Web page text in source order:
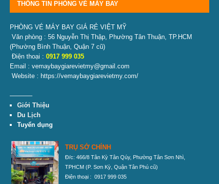
THÔNG TIN PHÒNG VÉ MÁY BAY
PHÒNG VÉ MÁY BAY GIÁ RẺ VIỆT MỸ
Văn phòng : 56 Nguyễn Thị Thập, Phường Tân Thuận, TP.HCM
(Phường Bình Thuận, Quận 7 cũ)
Điện thoại : 0917 999 035
Email : vemaybaygiarevietmy@gmail.com
Website : https://vemaybaygiarevietmy.com/
———–
Giới Thiệu
Du Lịch
Tuyển dụng
TRỤ SỞ CHÍNH
Đ/c: 466/8 Tân Kỳ Tân Qúy, Phường Tân Sơn Nhì,
TPHCM (P. Sơn Kỳ, Quận Tân Phú cũ)
Điện thoại : 0917 999 035